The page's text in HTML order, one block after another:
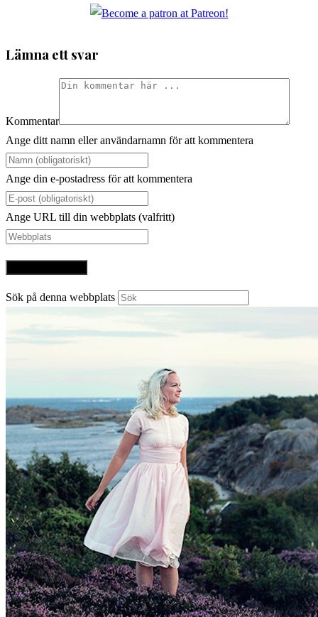
Lämna ett svar
Kommentar
Ange ditt namn eller användarnamn för att kommentera
Ange din e-postadress för att kommentera
Ange URL till din webbplats (valfritt)
Sök på denna webbplats